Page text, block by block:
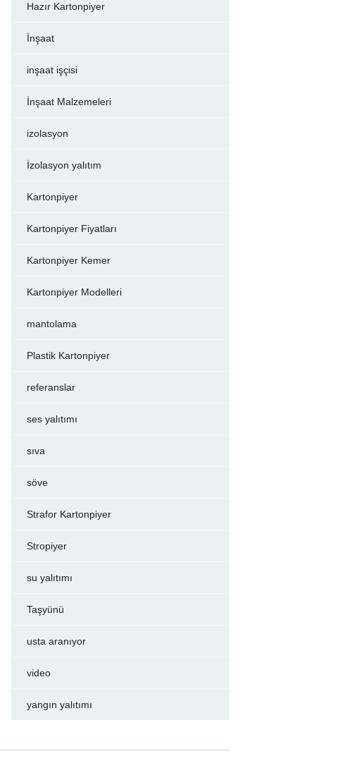
Hazır Kartonpiyer
İnşaat
inşaat işçisi
İnşaat Malzemeleri
izolasyon
İzolasyon yalıtım
Kartonpiyer
Kartonpiyer Fiyatları
Kartonpiyer Kemer
Kartonpiyer Modelleri
mantolama
Plastik Kartonpiyer
referanslar
ses yalıtımı
sıva
söve
Strafor Kartonpiyer
Stropiyer
su yalıtımı
Taşyünü
usta aranıyor
video
yangın yalıtımı